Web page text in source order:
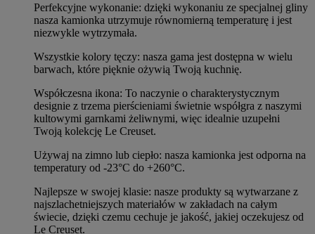
Perfekcyjne wykonanie: dzięki wykonaniu ze specjalnej gliny
nasza kamionka utrzymuje równomierną temperaturę i jest
niezwykle wytrzymała.
Wszystkie kolory tęczy: nasza gama jest dostępna w wielu
barwach, które pięknie ożywią Twoją kuchnię.
Współczesna ikona: To naczynie o charakterystycznym
designie z trzema pierścieniami świetnie współgra z naszymi
kultowymi garnkami żeliwnymi, więc idealnie uzupełni
Twoją kolekcję Le Creuset.
Używaj na zimno lub ciepło: nasza kamionka jest odporna na
temperatury od -23°C do +260°C.
Najlepsze w swojej klasie: nasze produkty są wytwarzane z
najszlachetniejszych materiałów w zakładach na całym
świecie, dzięki czemu cechuje je jakość, jakiej oczekujesz od
Le Creuset.